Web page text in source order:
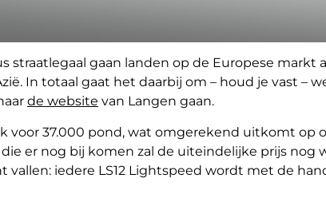
gaan landen op de Europese markt
In totaal gaat het daarbij om – houd je vast –
de website van Langen gaan.
voor 37.000 pond, wat omgerekend uitkomt op
er nog bij komen zal de uiteindelijke prijs nog
iedere LS12 Lightspeed wordt met de